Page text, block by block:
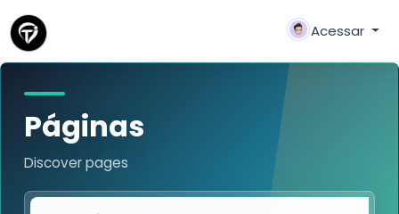
Acessar
Páginas
Discover pages